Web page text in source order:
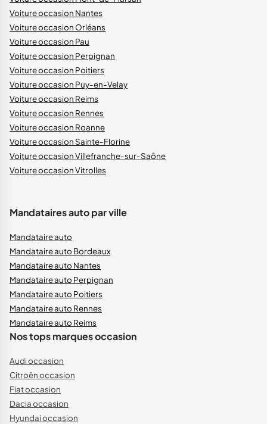
Voiture occasion Nantes
Voiture occasion Orléans
Voiture occasion Pau
Voiture occasion Perpignan
Voiture occasion Poitiers
Voiture occasion Puy-en-Velay
Voiture occasion Reims
Voiture occasion Rennes
Voiture occasion Roanne
Voiture occasion Sainte-Florine
Voiture occasion Villefranche-sur-Saône
Voiture occasion Vitrolles
Mandataires auto par ville
Mandataire auto
Mandataire auto Bordeaux
Mandataire auto Nantes
Mandataire auto Perpignan
Mandataire auto Poitiers
Mandataire auto Rennes
Mandataire auto Reims
Nos tops marques occasion
Audi occasion
Citroën occasion
Fiat occasion
Dacia occasion
Hyundai occasion